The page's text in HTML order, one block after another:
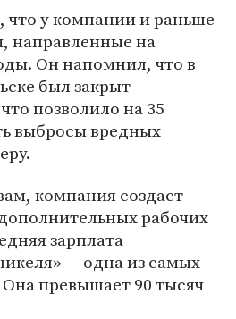
у компании и раньше
направленные на
Он напомнил, что в
был закрыт
позволило на 35
выбросы вредных
компания создаст
рабочих
зарплата
— одна из самых
превышает 90 тысяч